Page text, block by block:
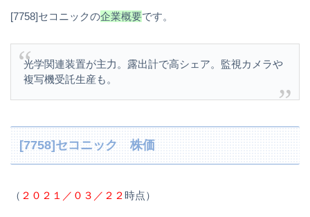
[7758]セコニックの企業概要です。
光学関連装置が主力。露出計で高シェア。監視カメラや
複写機受託生産も。
[7758]セコニック 株価
（ ２０２１／０３／２２時点）